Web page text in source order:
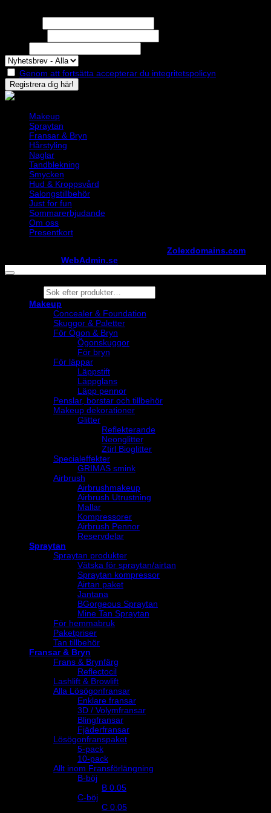
Genom att fortsätta accepterar du integritetspolicyn
Makeup
Spraytan
Fransar & Bryn
Hårstyling
Naglar
Tandblekning
Smycken
Hud & Kroppsvård
Salongstillbehör
Just for fun
Sommarerbjudande
Om oss
Presentkort
Zolexdomains.com
WebAdmin.se
Products
search
Makeup
Concealer & Foundation
Skuggor & Paletter
För Ögon & Bryn
Ögonskuggor
För bryn
För läppar
Läppstift
Läppglans
Läpp pennor
Penslar, borstar och tillbehör
Makeup dekorationer
Glitter
Reflekterande
Neonglitter
Ztirl Bioglitter
Specialeffekter
GRIMAS smink
Airbrush
Airbrushmakeup
Airbrush Utrustning
Mallar
Kompressorer
Airbrush Pennor
Reservdelar
Spraytan
Spraytan produkter
Vätska för spraytan/airtan
Spraytan kompressor
Airtan paket
Jantana
BGorgeous Spraytan
Mine Tan Spraytan
För hemmabruk
Paketpriser
Tan tillbehör
Fransar & Bryn
Frans & Brynfärg
Reflectocil
Lashlift & Browlift
Alla Lösögonfransar
Enklare fransar
3D / Volymfransar
Blingfransar
Fjäderfransar
Lösögonfranspaket
5-pack
10-pack
Allt inom Fransförlängning
B-böj
B 0.05
C-böj
C 0,05